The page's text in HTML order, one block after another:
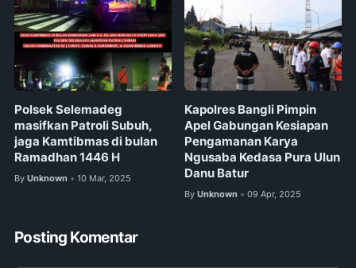
Polsek Selemadeg
masifkan Patroli Subuh,
jaga Kamtibmas di bulan
Ramadhan 1446 H
By Unknown • 10 Mar, 2025
Kapolres Bangli Pimpin
Apel Gabungan Kesiapan
Pengamanan Karya
Ngusaba Kedasa Pura Ulun
Danu Batur
By Unknown • 09 Apr, 2025
Posting Komentar